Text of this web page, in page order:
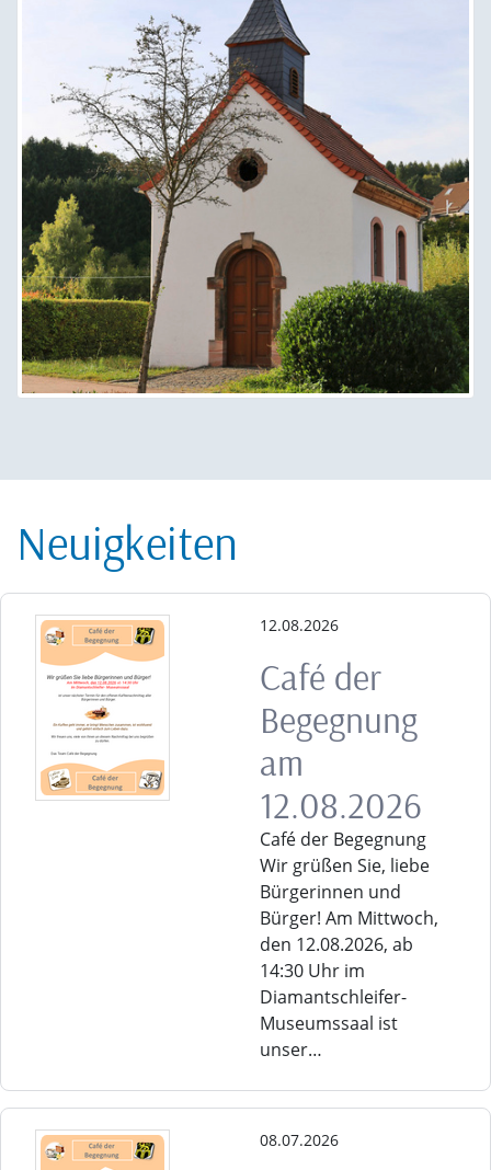
Neuigkeiten
12.08.2026
Café der
Begegnung
am
12.08.2026
Café der Begegnung
Wir grüßen Sie, liebe
Bürgerinnen und
Bürger! Am Mittwoch,
den 12.08.2026, ab
14:30 Uhr im
Diamantschleifer-
Museumssaal ist
unser…
08.07.2026